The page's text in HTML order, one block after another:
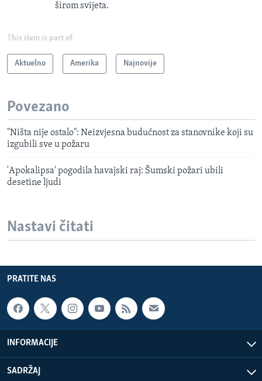
širom svijeta.
This item is part of
Aktuelno Amerika Najnovije
Povezano
"Ništa nije ostalo": Neizvjesna budućnost za stanovnike koji su
izgubili sve u požaru
'Apokalipsa' pogodila havajski raj: Šumski požari ubili
desetine ljudi
Nastavi čitati
PRATITE NAS
INFORMACIJE
SADRŽAJ